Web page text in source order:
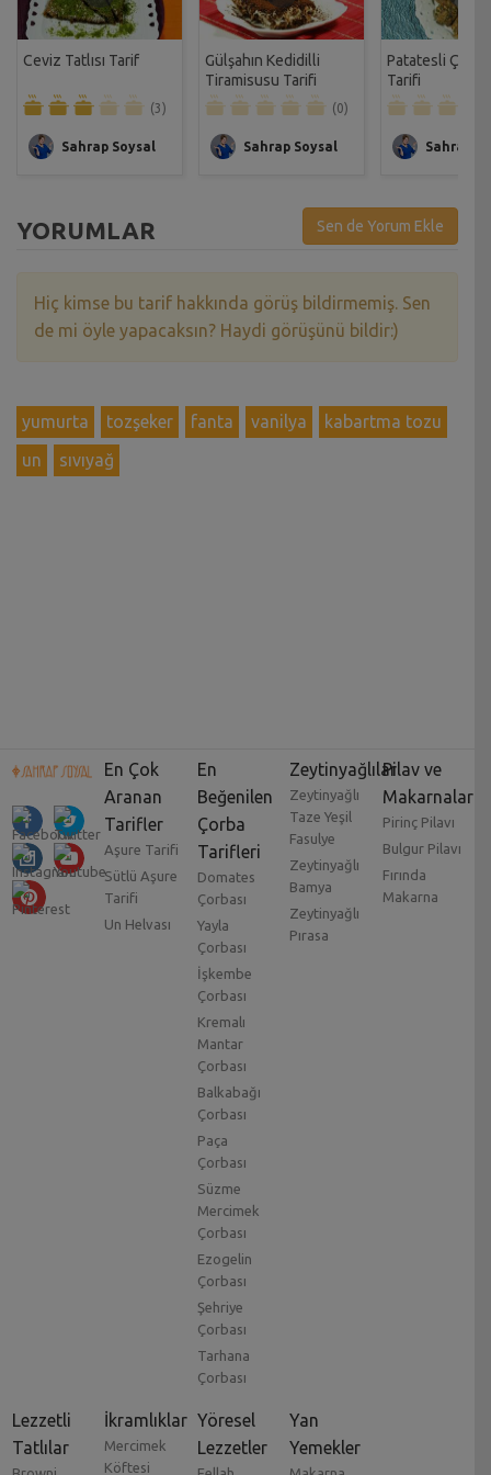
Ceviz Tatlısı Tarif
(3)
Sahrap Soysal
Gülşahın Kedidilli
Tiramisusu Tarifi
(0)
Sahrap Soysal
Patatesli Çıtır
Tarifi
Sahrap
YORUMLAR Sen de Yorum Ekle
Hiç kimse bu tarif hakkında görüş bildirmemiş. Sen
de mi öyle yapacaksın? Haydi görüşünü bildir:)
yumurta tozşeker fanta vanilya
kabartma tozu
un
sıvıyağ
En Çok
Aranan
Tarifler
Aşure Tarifi
Sütlü Aşure
Tarifi
Un Helvası
En
Beğenilen
Çorba
Tarifleri
Domates
Çorbası
Yayla
Çorbası
İşkembe
Çorbası
Kremalı
Mantar
Çorbası
Balkabağı
Çorbası
Paça
Çorbası
Süzme
Mercimek
Çorbası
Ezogelin
Çorbası
Şehriye
Çorbası
Tarhana
Çorbası
Zeytinyağlılar
Zeytinyağlı
Taze Yeşil
Fasulye
Zeytinyağlı
Bamya
Zeytinyağlı
Pırasa
Pilav ve
Makarnalar
Pirinç Pilavı
Bulgur Pilavı
Fırında
Makarna
Lezzetli
Tatlılar
İkramlıklar
Mercimek
Köftesi
Yöresel
Lezzetler
Yan
Yemekler